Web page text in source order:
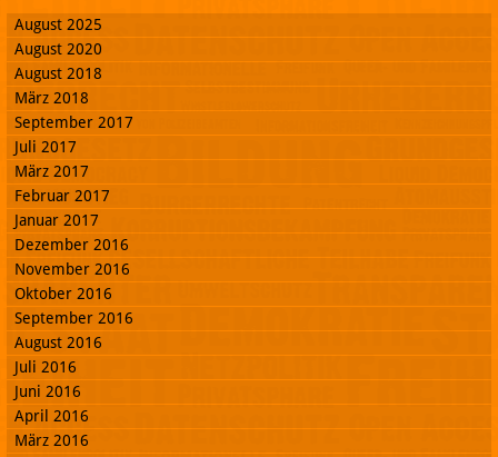
August 2025
August 2020
August 2018
März 2018
September 2017
Juli 2017
März 2017
Februar 2017
Januar 2017
Dezember 2016
November 2016
Oktober 2016
September 2016
August 2016
Juli 2016
Juni 2016
April 2016
März 2016